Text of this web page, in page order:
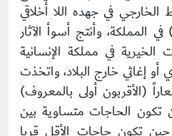
في جهده اللا أخلاقي
المملكة، وأنتج أسوأ الآثار
في مملكة الإنسانية
إغاثي خارج البلاد، واتخذت
(الأقربون أولى بالمعروف)
تكون الحاجات متساوية بين
حين تكون حاجات الأقل قربا